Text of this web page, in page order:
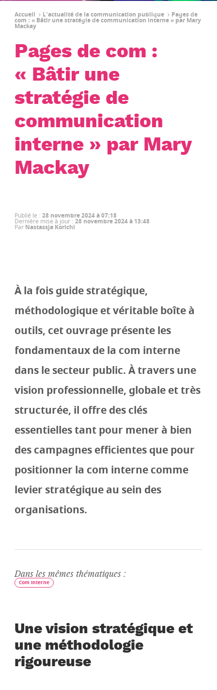
Accueil L'actualité de la communication publique Pages de
com : « Bâtir une stratégie de communication interne » par Mary
Mackay
Pages de com :
« Bâtir une
stratégie de
communication
interne » par Mary
Mackay
Publié le : 28 novembre 2024 à 07:18
Dernière mise à jour : 28 novembre 2024 à 13:48
Par Nastassja Korichi
À la fois guide stratégique,
méthodologique et véritable boîte à
outils, cet ouvrage présente les
fondamentaux de la com interne
dans le secteur public. À travers une
vision professionnelle, globale et très
structurée, il offre des clés
essentielles tant pour mener à bien
des campagnes efficientes que pour
positionner la com interne comme
levier stratégique au sein des
organisations.
Dans les mêmes thématiques :
Com interne
Une vision stratégique et
une méthodologie
rigoureuse